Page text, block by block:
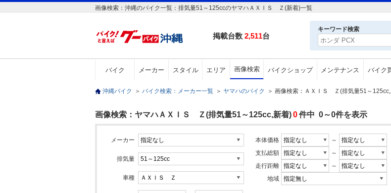
画像検索：沖縄のバイク一覧：排気量51～125ccのヤマハＡＸＩＳ Ｚ(新着)一覧
掲載台数 2,511台
キーワード検索
バイク メーカー スタイル エリア 画像検索 バイクショップ メンテナンス バイク
沖縄バイク ＞ バイク検索：メーカー一覧 ＞ ヤマハのバイク ＞ 画像検索：ＡＸＩＳ Ｚ(排気量51～
画像検索：ヤマハＡＸＩＳ Ｚ(排気量51～125cc,新着)0件中 0～0件を表示
メーカー
排気量
車種
本体価格
～
支払総額
～
走行距離
～
地域